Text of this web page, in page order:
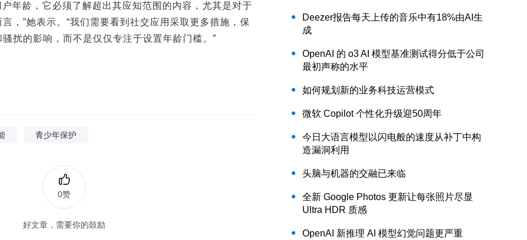
年龄，它必须了解超出其应知范围的内容，尤其是对于
，”她表示。“我们需要看到社交应用采取更多措施，保
扰的影响，而不是仅仅专注于设置年龄门槛。”
青少年保护
0赞
好文章，需要你的鼓励
Deezer报告每天上传的音乐中有18%由AI生
成
OpenAI 的 o3 AI 模型基准测试得分低于公司
最初声称的水平
如何规划新的业务科技运营模式
微软 Copilot 个性化升级迎50周年
今日大语言模型以闪电般的速度从补丁中构
造漏洞利用
头脑与机器的交融已来临
全新 Google Photos 更新让每张照片尽显
Ultra HDR 质感
OpenAI 新推理 AI 模型幻觉问题更严重